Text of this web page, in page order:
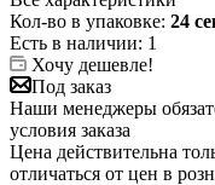
Кол-во в упаковке: 24
Есть в наличии: 1
Хочу дешевле!
Под заказ
Наши менеджеры
условия заказа
Цена действительна
отличаться от цен в